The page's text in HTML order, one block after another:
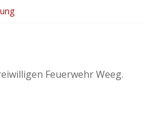
Feuerwehr Weeg.